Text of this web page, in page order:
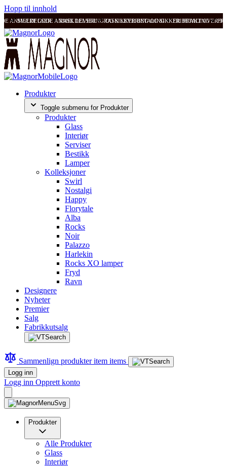
Hopp til innhold
ANMELDELSER RASK LEVERING OG SIKKER BETALING FRI FRAKT OVER
SVÆRT GODE ANMELDELSER RASK LEVERING OG SIKKER BETALING
Produkter
Toggle submenu for Produkter
Produkter
Glass
Interiør
Serviser
Bestikk
Lamper
Kolleksjoner
Swirl
Nostalgi
Happy
Florytale
Alba
Rocks
Noir
Palazzo
Harlekin
Rocks XO lamper
Fryd
Ravn
Designere
Nyheter
Premier
Salg
Fabrikkutsalg
Sammenlign produkteritem items
Logg inn
Logg inn Opprett konto
Produkter
Alle Produkter
Glass
Interiør